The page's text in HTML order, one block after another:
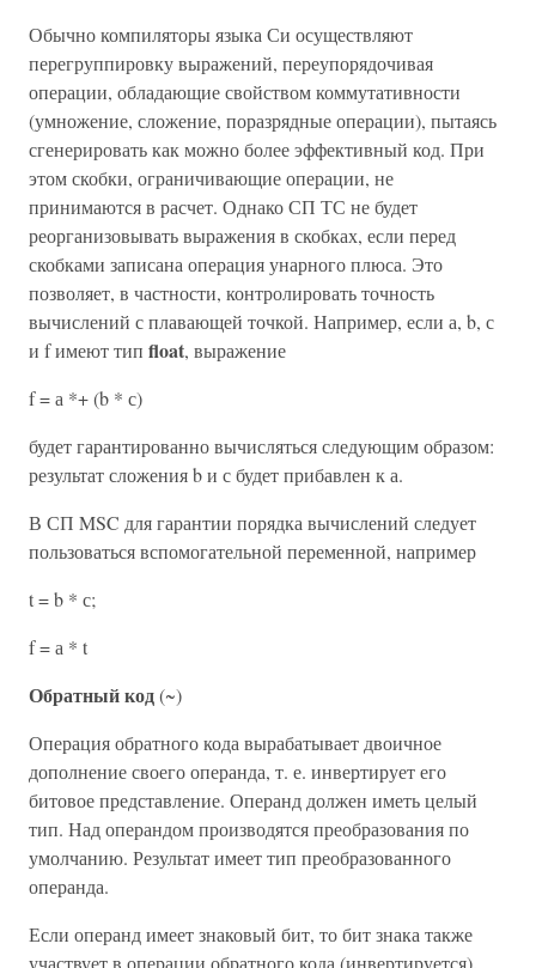
Обычно компиляторы языка Си осуществляют
перегруппировку выражений, переупорядочивая
операции, обладающие свойством коммутативности
(умножение, сложение, поразрядные операции), пытаясь
сгенерировать как можно более эффективный код. При
этом скобки, ограничивающие операции, не
принимаются в расчет. Однако СП ТС не будет
реорганизовывать выражения в скобках, если перед
скобками записана операция унарного плюса. Это
позволяет, в частности, контролировать точность
вычислений с плавающей точкой. Например, если а, b, с
и f имеют тип float, выражение
f = а *+ (b * с)
будет гарантированно вычисляться следующим образом:
результат сложения b и с будет прибавлен к а.
В СП MSC для гарантии порядка вычислений следует
пользоваться вспомогательной переменной, например
t = b * с;
f = а * t
Обратный код(~)
Операция обратного кода вырабатывает двоичное
дополнение своего операнда, т. е. инвертирует его
битовое представление. Операнд должен иметь целый
тип. Над операндом производятся преобразования по
умолчанию. Результат имеет тип преобразованного
операнда.
Если операнд имеет знаковый бит, то бит знака также
участвует в операции обратного кода (инвертируется).